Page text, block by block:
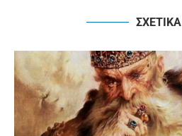
ΣΧΕΤΙΚΑ